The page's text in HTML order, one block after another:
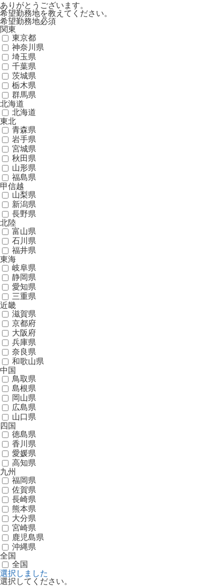
ありがとうございます。
希望勤務地を教えてください。
希望勤務地必須
関東
東京都
神奈川県
埼玉県
千葉県
茨城県
栃木県
群馬県
北海道
北海道
東北
青森県
岩手県
宮城県
秋田県
山形県
福島県
甲信越
山梨県
新潟県
長野県
北陸
富山県
石川県
福井県
東海
岐阜県
静岡県
愛知県
三重県
近畿
滋賀県
京都府
大阪府
兵庫県
奈良県
和歌山県
中国
鳥取県
島根県
岡山県
広島県
山口県
四国
徳島県
香川県
愛媛県
高知県
九州
福岡県
佐賀県
長崎県
熊本県
大分県
宮崎県
鹿児島県
沖縄県
全国
全国
選択しました
選択してください。